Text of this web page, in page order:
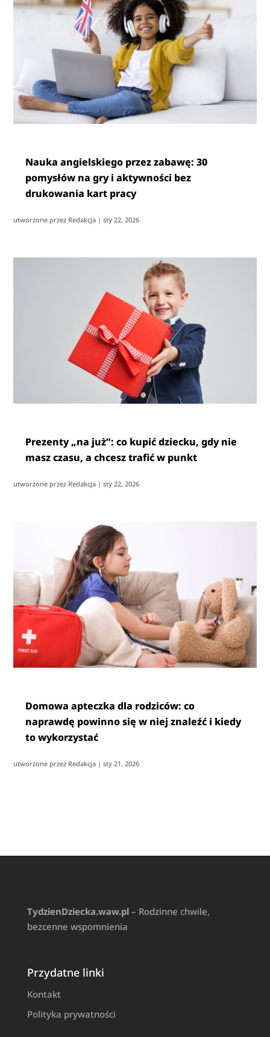
Nauka angielskiego przez zabawę: 30
pomysłów na gry i aktywności bez
drukowania kart pracy
utworzone przez Redakcja |sty 22, 2026
Prezenty „na już”: co kupić dziecku, gdy nie
masz czasu, a chcesz trafić w punkt
utworzone przez Redakcja |sty 22, 2026
Domowa apteczka dla rodziców: co
naprawdę powinno się w niej znaleźć i kiedy
to wykorzystać
utworzone przez Redakcja |sty 21, 2026
TydzienDziecka.waw.pl– Rodzinne chwile,
bezcenne wspomnienia
Przydatne linki
Kontakt
Polityka prywatności